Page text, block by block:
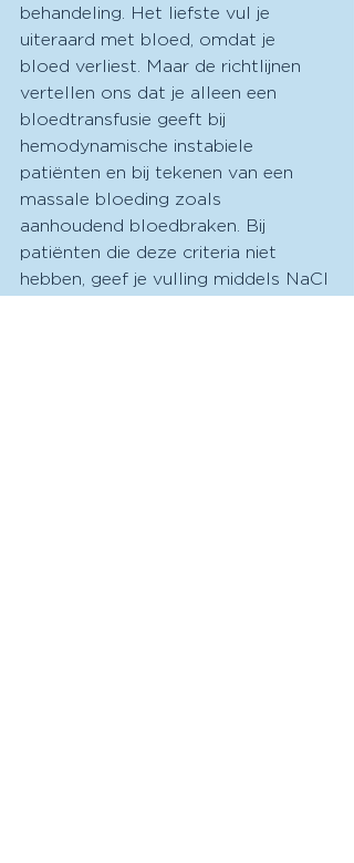
behandeling. Het liefste vul je
uiteraard met bloed, omdat je
bloed verliest. Maar de richtlijnen
vertellen ons dat je alleen een
bloedtransfusie geeft bij
hemodynamische instabiele
patiënten en bij tekenen van een
massale bloeding zoals
aanhoudend bloedbraken. Bij
patiënten die deze criteria niet
hebben, geef je vulling middels NaCl